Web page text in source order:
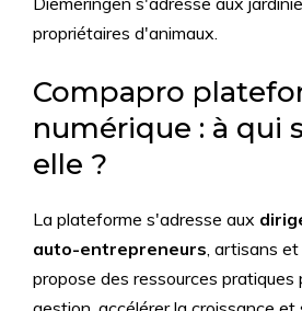
propriétaires d'animaux.
Compapro
numérique : à qui
elle ?
La plateforme s'adresse aux
auto-entrepreneurs, artisans et
propose des ressources pratiques